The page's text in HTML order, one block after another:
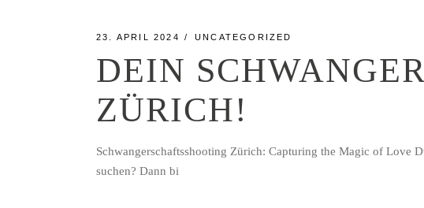
23. APRIL 2024 UNCATEGORIZED
DEIN
ZÜRICH!
Schwangerschaftsshooting Zürich: Capturing the Magic of Love
suchen? Dann bi